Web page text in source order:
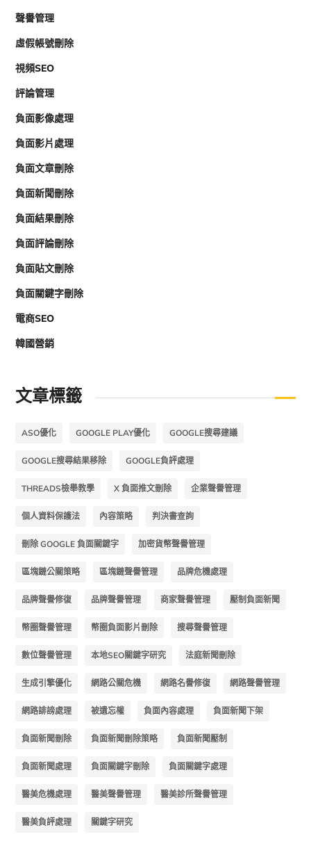
聲譽管理
虛假帳號刪除
視頻SEO
評論管理
負面影像處理
負面影片處理
負面文章刪除
負面新聞刪除
負面結果刪除
負面評論刪除
負面貼文刪除
負面關鍵字刪除
電商SEO
韓國營銷
文章標籤
ASO優化 GOOGLE PLAY優化 GOOGLE搜尋建議
GOOGLE搜尋結果移除 GOOGLE負評處理
THREADS檢舉教學 X 負面推文刪除 企業聲譽管理
個人資料保護法 內容策略 判決書查詢
刪除 GOOGLE 負面關鍵字 加密貨幣聲譽管理
區塊鏈公關策略 區塊鏈聲譽管理 品牌危機處理
品牌聲譽修復 品牌聲譽管理 商家聲譽管理 壓制負面新聞
幣圈聲譽管理 幣圈負面影片刪除 搜尋聲譽管理
數位聲譽管理 本地SEO關鍵字研究 法庭新聞刪除
生成引擎優化 網路公關危機 網路名譽修復 網路聲譽管理
網路誹謗處理 被遺忘權 負面內容處理 負面新聞下架
負面新聞刪除 負面新聞刪除策略 負面新聞壓制
負面新聞處理 負面關鍵字刪除 負面關鍵字處理
醫美危機處理 醫美聲譽管理 醫美診所聲譽管理
醫美負評處理 關鍵字研究